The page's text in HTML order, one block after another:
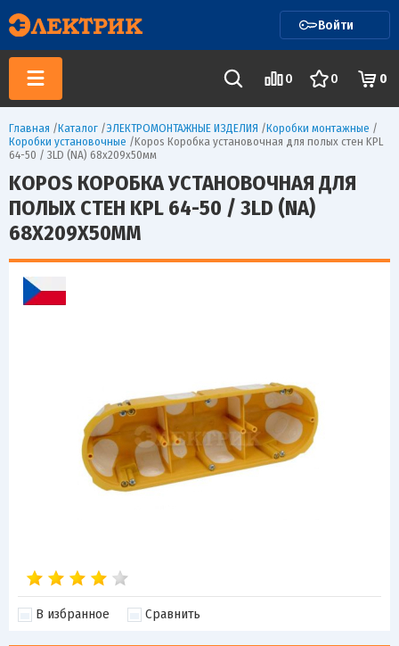
Войти
0 0 0
Главная /Каталог /ЭЛЕКТРОМОНТАЖНЫЕ ИЗДЕЛИЯ /Коробки монтажные /
Коробки установочные /Kopos Коробка установочная для полых стен KPL
64-50 / 3LD (NA) 68х209х50мм
KOPOS КОРОБКА УСТАНОВОЧНАЯ ДЛЯ
ПОЛЫХ СТЕН KPL 64-50 / 3LD (NA)
68Х209Х50ММ
В избранное Сравнить